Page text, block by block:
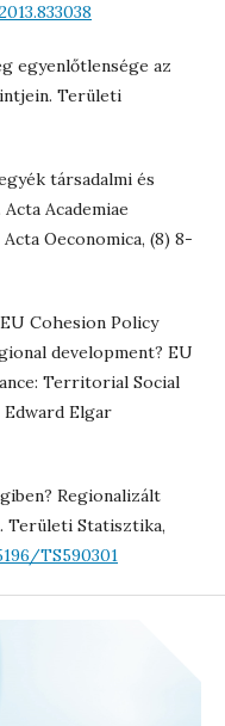
egyenlőtlensége az
Területi
társadalmi és
Academiae
Oeconomica, (8) 8-
Cohesion Policy
development? EU
Territorial Social
Edward Elgar
Regionalizált
Területi Statisztika,
TS590301